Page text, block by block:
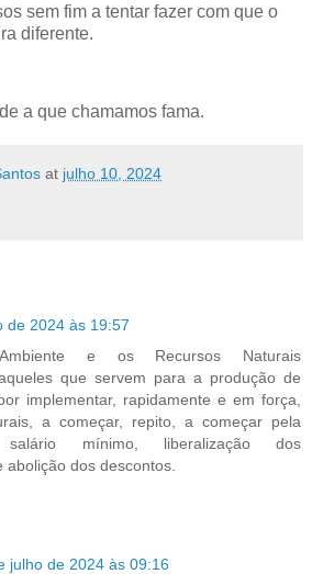
sem fim a tentar fazer com que o
diferente.
a que chamamos fama.
at julho 10, 2024
de 2024 às 19:57
e os Recursos Naturais
que servem para a produção de
implementar, rapidamente e em força,
a começar, repito, a começar pela
mínimo, liberalização dos
abolição dos descontos.
julho de 2024 às 09:16